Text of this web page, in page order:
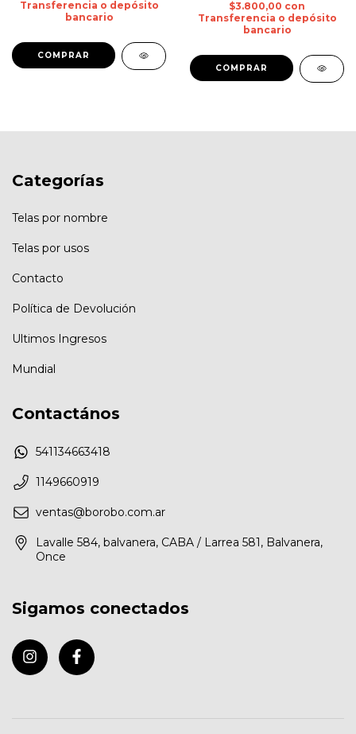
Transferencia o depósito
bancario
$3.800,00 con
Transferencia o depósito
bancario
Categorías
Telas por nombre
Telas por usos
Contacto
Política de Devolución
Ultimos Ingresos
Mundial
Contactános
541134663418
1149660919
ventas@borobo.com.ar
Lavalle 584, balvanera, CABA / Larrea 581, Balvanera,
Once
Sigamos conectados